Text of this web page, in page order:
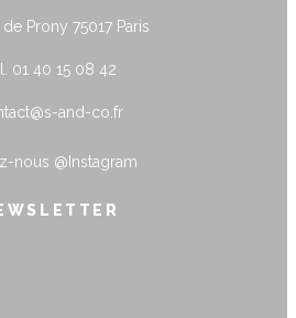
Prony 75017 Paris
01 40 15 08 42
and-co.fr
nous @Instagram